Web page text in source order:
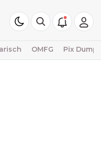
OMFG Pix Dump